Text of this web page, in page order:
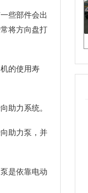
些部件会出
将方向盘打
的使用寿
助力系统。
助力泵，并
是依靠电动